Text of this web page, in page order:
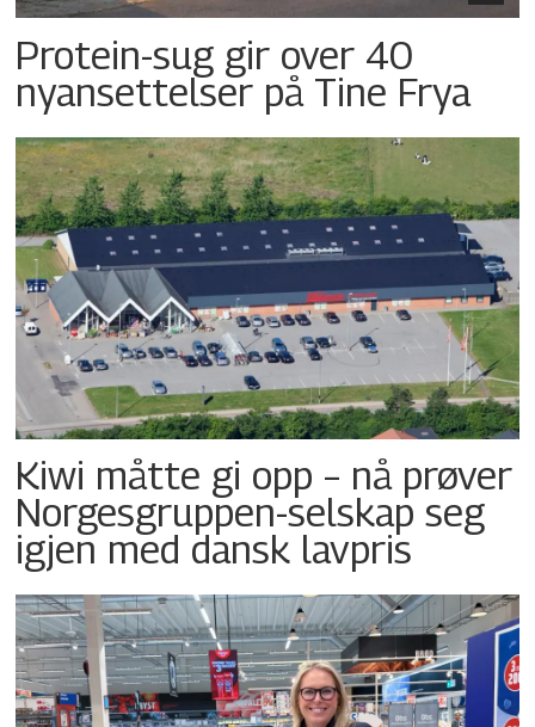
Protein-sug gir over 40
nyansettelser på Tine Frya
Kiwi måtte gi opp – nå prøver
Norgesgruppen-selskap seg
igjen med dansk lavpris